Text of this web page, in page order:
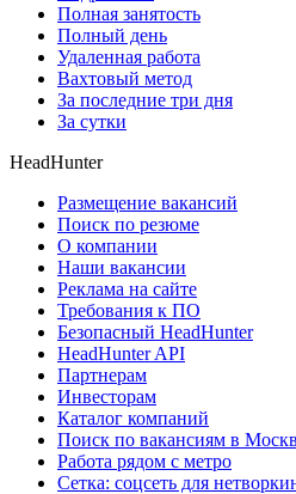
Полная занятость
Полный день
Удаленная работа
Вахтовый метод
За последние три дня
За сутки
HeadHunter
Размещение вакансий
Поиск по резюме
О компании
Наши вакансии
Реклама на сайте
Требования к ПО
Безопасный HeadHunter
HeadHunter API
Партнерам
Инвесторам
Каталог компаний
Поиск по вакансиям в
Работа рядом с метро
Сетка: соцсеть для